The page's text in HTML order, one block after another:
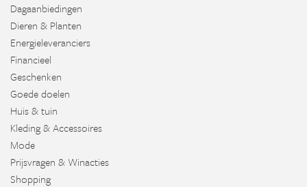
Dagaanbiedingen
Dieren & Planten
Energieleveranciers
Financieel
Geschenken
Goede doelen
Huis & tuin
Kleding & Accessoires
Mode
Prijsvragen & Winacties
Shopping